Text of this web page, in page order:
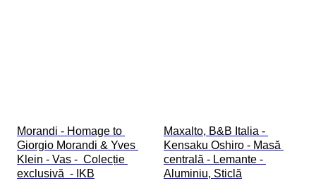
Morandi - Homage to
Giorgio Morandi & Yves
Klein - Vas -  Colecție
exclusivă  - IKB
Maxalto, B&B Italia -
Kensaku Oshiro - Masă
centrală - Lemante -
Aluminiu, Sticlă